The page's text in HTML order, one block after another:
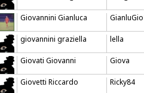
Giovannini Gianluca
giovannini graziella lella
Giovati Giovanni Giova
Giovetti Riccardo Ricky84